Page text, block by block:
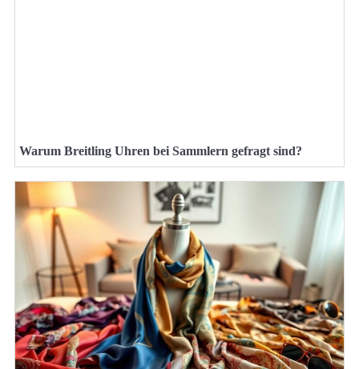
Warum Breitling Uhren bei Sammlern gefragt sind?